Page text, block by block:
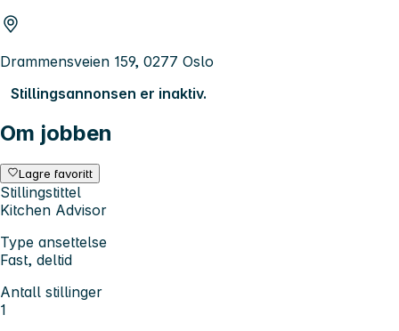
Drammensveien 159, 0277 Oslo
Stillingsannonsen er inaktiv.
Om jobben
Lagre favoritt
Stillingstittel
Kitchen Advisor
Type ansettelse
Fast, deltid
Antall stillinger
1